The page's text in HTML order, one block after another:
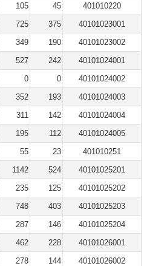
105 45
401010220
725 375
40101023001
349 190
40101023002
527 242
40101024001
0 0
40101024002
352 193
40101024003
311 142
40101024004
195 112
40101024005
55 23
401010251
1142 524
40101025201
235 125
40101025202
748 403
40101025203
287 146
40101025204
462 228
40101026001
278 144
40101026002